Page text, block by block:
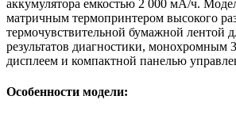
аккумулятора емкостью 2 000 мА/ч.
матричным термопринтером высокого
термочувствительной бумажной лентой
результатов диагностики,
дисплеем и компактной панелью
Особенности модели: